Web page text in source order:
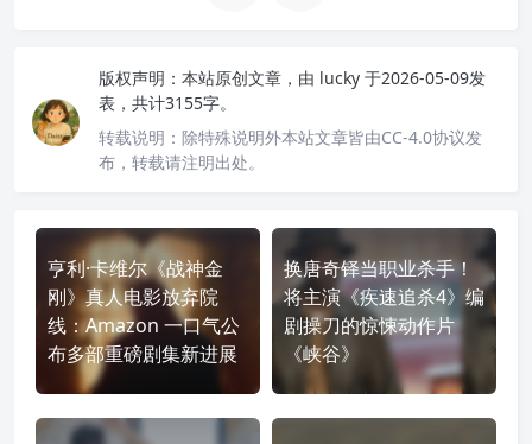
版权声明： 本站原创文章，由 lucky 于2026-05-09发
表，共计3155字。
转载说明： 除特殊说明外本站文章皆由CC-4.0协议发
布，转载请注明出处。
亨利·卡维尔《战神金
刚》真人电影放弃院
线：Amazon 一口气公
布多部重磅剧集新进展
换唐奇铎当职业杀手！
将主演《疾速追杀4》编
剧操刀的惊悚动作片
《峡谷》